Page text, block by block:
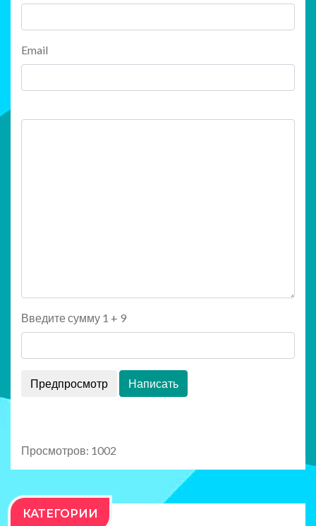
Email
Введите сумму 1 + 9
Просмотров: 1002
КАТЕГОРИИ